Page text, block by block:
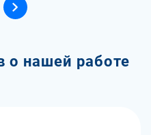
о нашей работе